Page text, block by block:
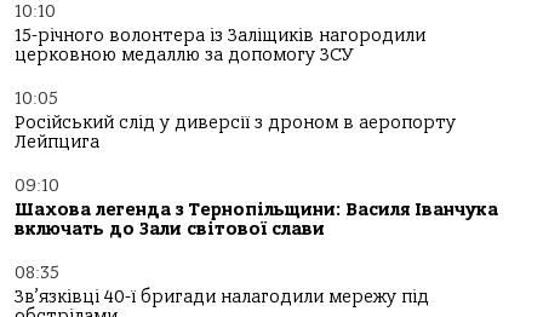
10:10
15-річного волонтера із Заліщиків нагородили
церковною медаллю за допомогу ЗСУ
10:05
Російський слід у диверсії з дроном в аеропорту
Лейпцига
09:10
Шахова легенда з Тернопільщини: Василя Іванчука
включать до Зали світової слави
08:35
Зв’язківці 40-ї бригади налагодили мережу під